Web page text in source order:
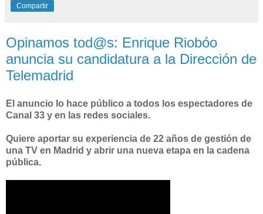
Compartir
Opinamos tod@s: Enrique Riobóo
anuncia su candidatura a la Dirección de
Telemadrid
El anuncio lo hace público a todos los espectadores de
Canal 33 y en las redes sociales.
Quiere aportar su experiencia de 22 años de gestión de
una TV en Madrid y abrir una nueva etapa en la cadena
pública.